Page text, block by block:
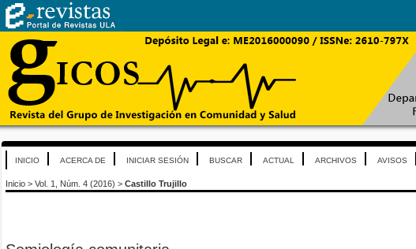
INICIO ACERCA DE INICIAR SESIÓN BUSCAR ACTUAL ARCHIVOS AVISOS
Inicio > Vol. 1, Núm. 4 (2016) > Castillo Trujillo